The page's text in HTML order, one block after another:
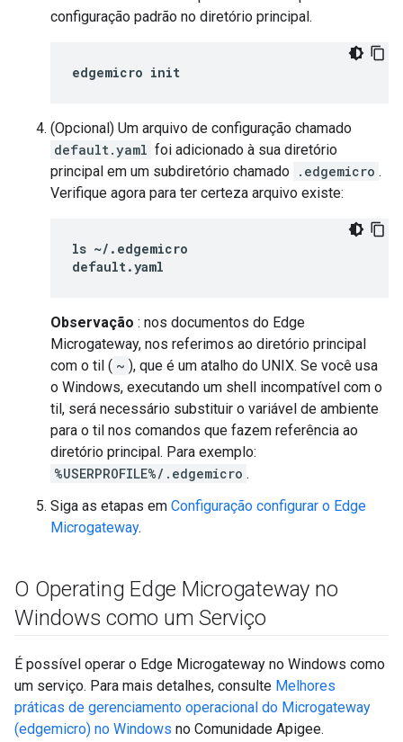
configuração padrão no diretório principal.
edgemicro init
(Opcional) Um arquivo de configuração chamado
default.yaml foi adicionado à sua diretório
principal em um subdiretório chamado .edgemicro .
Verifique agora para ter certeza arquivo existe:
ls ~/.edgemicro
default.yaml
Observação : nos documentos do Edge
Microgateway, nos referimos ao diretório principal
com o til ( ~ ), que é um atalho do UNIX. Se você usa
o Windows, executando um shell incompatível com o
til, será necessário substituir o variável de ambiente
para o til nos comandos que fazem referência ao
diretório principal. Para exemplo:
%USERPROFILE%/.edgemicro .
Siga as etapas em Configuração configurar o Edge
Microgateway.
O Operating Edge Microgateway no
Windows como um Serviço
É possível operar o Edge Microgateway no Windows como
um serviço. Para mais detalhes, consulte Melhores
práticas de gerenciamento operacional do Microgateway
(edgemicro) no Windows no Comunidade Apigee.